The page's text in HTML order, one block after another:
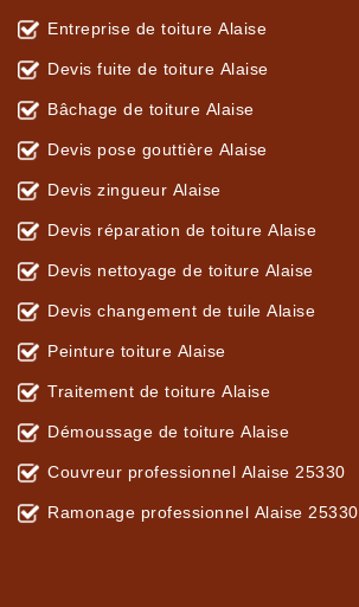
Entreprise de toiture Alaise
Devis fuite de toiture Alaise
Bâchage de toiture Alaise
Devis pose gouttière Alaise
Devis zingueur Alaise
Devis réparation de toiture Alaise
Devis nettoyage de toiture Alaise
Devis changement de tuile Alaise
Peinture toiture Alaise
Traitement de toiture Alaise
Démoussage de toiture Alaise
Couvreur professionnel Alaise 25330
Ramonage professionnel Alaise 25330